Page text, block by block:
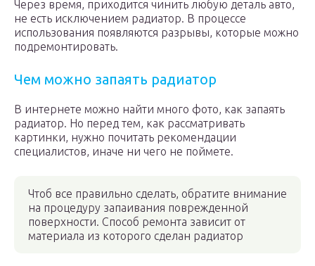
Через время, приходится чинить любую деталь авто,
не есть исключением радиатор. В процессе
использования появляются разрывы, которые можно
подремонтировать.
Чем можно запаять радиатор
В интернете можно найти много фото, как запаять
радиатор. Но перед тем, как рассматривать
картинки, нужно почитать рекомендации
специалистов, иначе ни чего не поймете.
Чтоб все правильно сделать, обратите внимание
на процедуру запаивания поврежденной
поверхности. Способ ремонта зависит от
материала из которого сделан радиатор